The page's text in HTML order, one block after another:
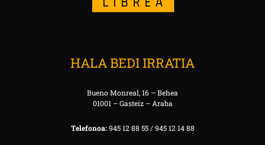
HALA BEDI IRRATIA
Bueno Monreal, 16 – Behea
01001 – Gasteiz – Araba
Telefonoa:945 12 88 55 / 945 12 14 88